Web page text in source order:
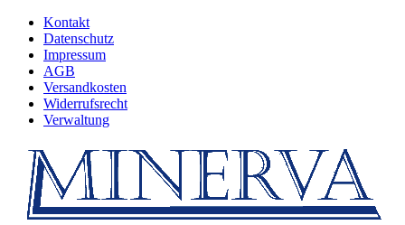
Kontakt
Datenschutz
Impressum
AGB
Versandkosten
Widerrufsrecht
Verwaltung